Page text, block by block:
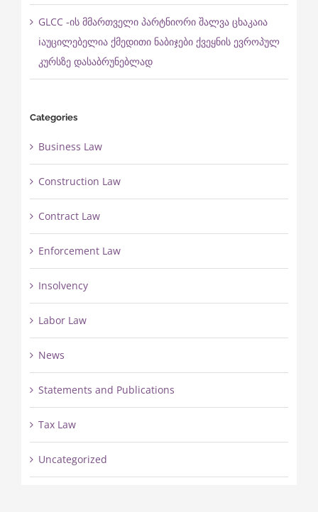
GLCC -ის მმართველი პარტნიორი შალვა ცხაკაია
ℹ️აუცილებელია ქმედითი ნაბიჯები ქვეყნის ევროპულ
კურსზე დასაბრუნებლად
Categories
Business Law
Construction Law
Contract Law
Enforcement Law
Insolvency
Labor Law
News
Statements and Publications
Tax Law
Uncategorized